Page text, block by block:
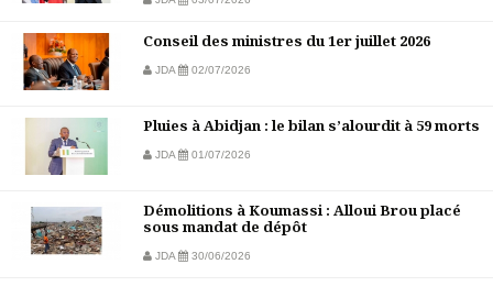
Conseil des ministres du 1er juillet 2026
JDA 02/07/2026
Pluies à Abidjan : le bilan s’alourdit à 59 morts
JDA 01/07/2026
Démolitions à Koumassi : Alloui Brou placé
sous mandat de dépôt
JDA 30/06/2026